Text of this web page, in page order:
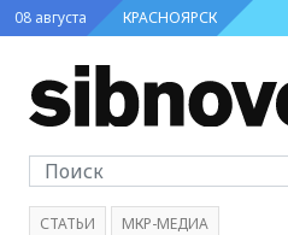
08 августа КРАСНОЯРСК
СТАТЬИ МКР-МЕДИА